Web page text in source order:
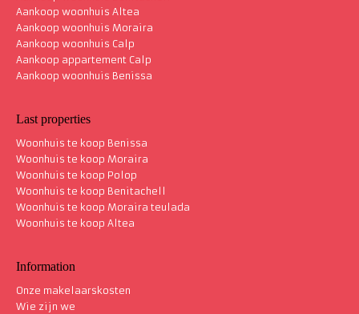
Aankoop woonhuis Altea
Aankoop woonhuis Moraira
Aankoop woonhuis Calp
Aankoop appartement Calp
Aankoop woonhuis Benissa
Last properties
Woonhuis te koop Benissa
Woonhuis te koop Moraira
Woonhuis te koop Polop
Woonhuis te koop Benitachell
Woonhuis te koop Moraira teulada
Woonhuis te koop Altea
Information
Onze makelaarskosten
Wie zijn we